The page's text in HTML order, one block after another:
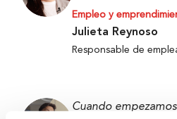
Empleo y
Julieta Reynoso
Responsable de
Cuando